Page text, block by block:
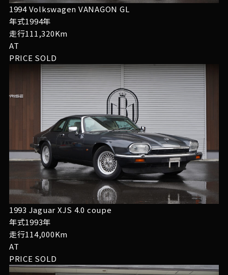
1994 Volkswagen VANAGON GL
年式1994年
走行111,320Km
AT
PRICE SOLD
1993 Jaguar XJS 4.0 coupe
年式1993年
走行114,000Km
AT
PRICE SOLD